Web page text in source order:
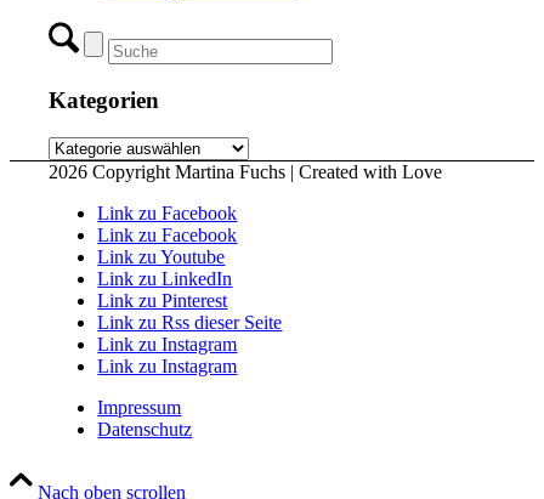
Kategorien
Kategorien
2026 Copyright Martina Fuchs | Created with Love
Link zu Facebook
Link zu Facebook
Link zu Youtube
Link zu LinkedIn
Link zu Pinterest
Link zu Rss dieser Seite
Link zu Instagram
Link zu Instagram
Impressum
Datenschutz
Nach oben scrollen